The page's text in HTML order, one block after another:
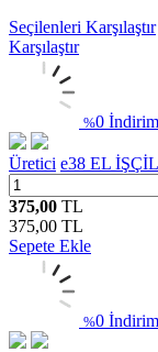
Seçilenleri Karşılaştır
Karşılaştır
%0 İndirim
Üretici e38 EL
375,00 TL
375,00 TL
Sepete Ekle
%0 İndirim